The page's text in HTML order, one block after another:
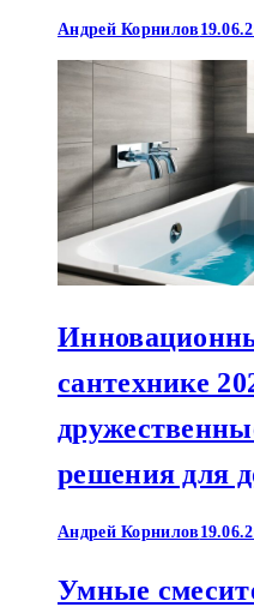
Андрей Корнилов
сантехнике
решения для
Андрей Корнилов
Умные